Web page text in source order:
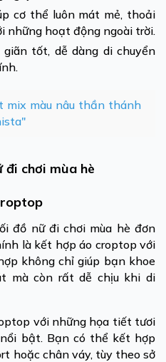
cơ thể luôn mát mẻ, thoải
những hoạt động ngoài trời.
giãn tốt, dễ dàng di chuyển
mix màu nâu thần thánh
đi chơi mùa hè
đồ nữ đi chơi mùa hè đơn
là kết hợp áo croptop với
không chỉ giúp bạn khoe
mà còn rất dễ chịu khi di
với những họa tiết tươi
bật. Bạn có thể kết hợp
hoặc chân váy, tùy theo sở